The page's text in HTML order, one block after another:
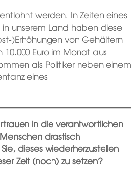
werden. In Zeiten eines
unserem Land haben diese
)Erhöhungen von Gehältern
10.000 Euro im Monat aus
als Politiker neben einem
eines
in die verantwortlichen
drastisch
dieses wiederherzustellen
Zeit (noch) zu setzen?